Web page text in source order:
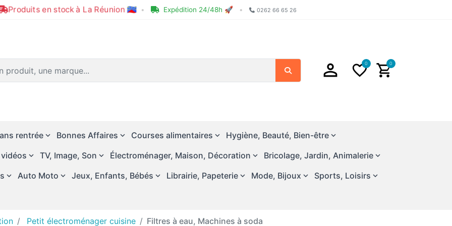
Produits en stock à La Réunion 🇷🇪 • Expédition 24/48h 🚀 • 0262 66 65 26
Chercher
0 0
rentrée Bonnes Affaires Courses alimentaires
Hygiène, Beauté, Bien-être
TV, Image, Son Électroménager, Maison, Décoration
Bricolage, Jardin, Animalerie
Auto Moto Jeux, Enfants, Bébés Librairie, Papeterie Mode, Bijoux
Sports, Loisirs
Petit électroménager cuisine Filtres à eau, Machines à soda